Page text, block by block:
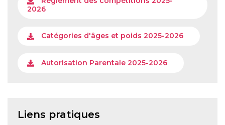
2026
Catégories d'âges et poids 2025-2026
Autorisation Parentale 2025-2026
Liens pratiques